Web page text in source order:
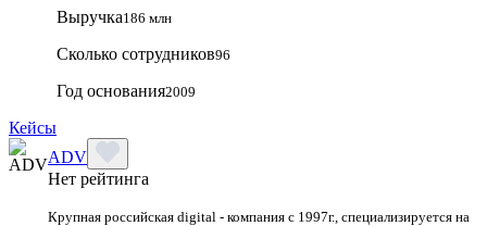
Выручка186 млн
Сколько сотрудников96
Год основания2009
Кейсы
ADV
Нет рейтинга
Крупная российская digital - компания с 1997г., специализируется на